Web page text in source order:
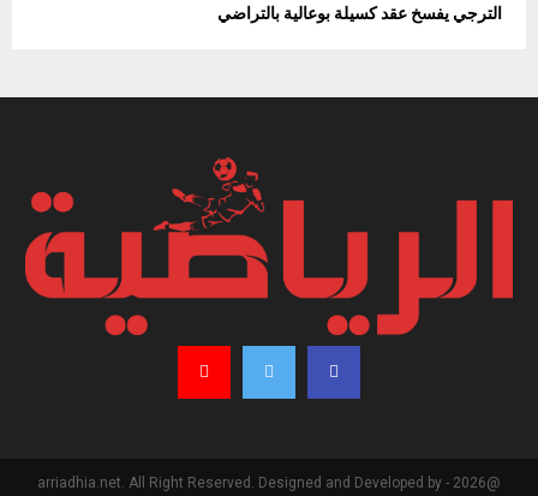
الترجي يفسخ عقد كسيلة بوعالية بالتراضي
@2026 - arriadhia.net. All Right Reserved. Designed and Developed by